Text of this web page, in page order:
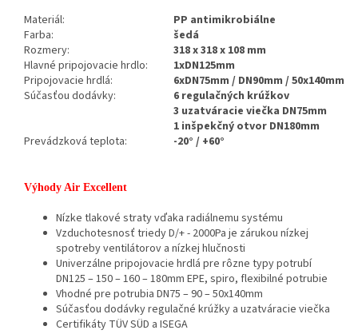
Materiál:
PP antimikrobiálne
Farba:
šedá
Rozmery:
318 x 318 x 108 mm
Hlavné pripojovacie hrdlo:
1xDN125mm
Pripojovacie hrdlá:
6xDN75mm / DN90mm / 50x140mm
Súčasťou dodávky:
6 regulačných krúžkov
3 uzatváracie viečka DN75mm
1 inšpekčný otvor DN180mm
Prevádzková teplota:
-20° / +60°
Výhody Air Excellent
Nízke tlakové straty vďaka radiálnemu systému
Vzduchotesnosť triedy D/+ - 2000Pa je zárukou nízkej
spotreby ventilátorov a nízkej hlučnosti
Univerzálne pripojovacie hrdlá pre rôzne typy potrubí
DN125 – 150 – 160 – 180mm EPE, spiro, flexibilné potrubie
Vhodné pre potrubia DN75 – 90 – 50x140mm
Súčasťou dodávky regulačné krúžky a uzatváracie viečka
Certifikáty TÜV SÜD a ISEGA